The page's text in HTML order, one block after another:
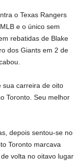
o Texas Rangers
e o único sem
rebatidas de Blake
dos Giants em 2 de
sua carreira de oito
Toronto. Seu melhor
depois sentou-se no
Toronto marcava
volta no oitavo lugar